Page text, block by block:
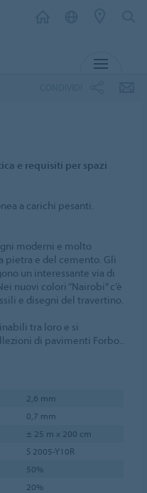
e requisiti per spazi
a carichi pesanti.
moderni e molto
pietra e del cemento. Gli
un interessante via di
nuovi colori “Nairobi” c’è
e disegni del travertino.
tra loro e si
di pavimenti Forbo..
2,6 mm
0,7 mm
± 25 m x 200 cm
S 2005-Y10R
50%
20%